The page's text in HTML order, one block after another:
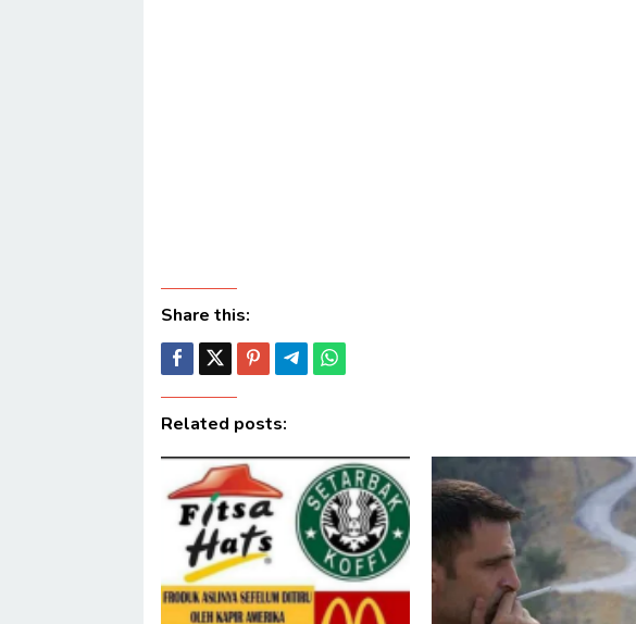
Share this:
Related posts: